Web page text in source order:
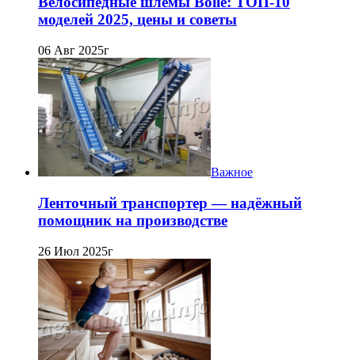
моделей 2025, цены и советы
06 Авг 2025г
Важное
Ленточный транспортер — надёжный
помощник на производстве
26 Июл 2025г